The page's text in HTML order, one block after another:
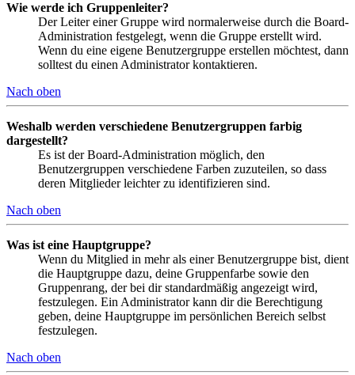
Wie werde ich Gruppenleiter?
Der Leiter einer Gruppe wird normalerweise durch die Board-
Administration festgelegt, wenn die Gruppe erstellt wird.
Wenn du eine eigene Benutzergruppe erstellen möchtest, dann
solltest du einen Administrator kontaktieren.
Nach oben
Weshalb werden verschiedene Benutzergruppen farbig
dargestellt?
Es ist der Board-Administration möglich, den
Benutzergruppen verschiedene Farben zuzuteilen, so dass
deren Mitglieder leichter zu identifizieren sind.
Nach oben
Was ist eine Hauptgruppe?
Wenn du Mitglied in mehr als einer Benutzergruppe bist, dient
die Hauptgruppe dazu, deine Gruppenfarbe sowie den
Gruppenrang, der bei dir standardmäßig angezeigt wird,
festzulegen. Ein Administrator kann dir die Berechtigung
geben, deine Hauptgruppe im persönlichen Bereich selbst
festzulegen.
Nach oben